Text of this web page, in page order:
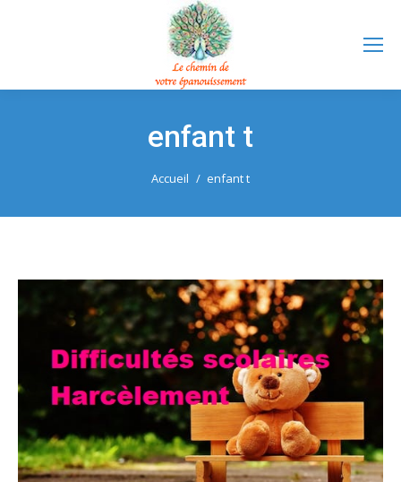
enfant t
Accueil enfant t